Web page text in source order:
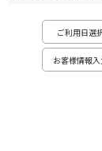
ご利用日選
お客様情報